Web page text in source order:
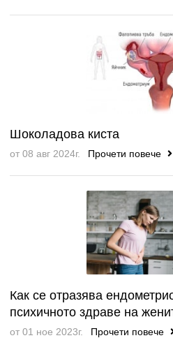
Шоколадова киста
от 08 авг 2024г. Прочети повече
Как се отразява
психичното здраве на
от 01 ное 2023г. Прочети повече